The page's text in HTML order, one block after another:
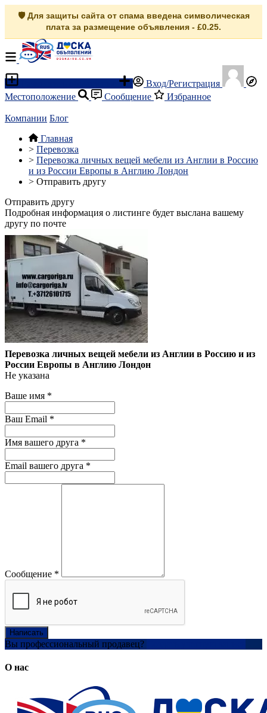
🛡️ Для защиты сайта от спама введена символическая
плата за размещение объявления - £0.25.
Вход/Регистрация
Местоположение
Сообщение Избранное
Компании Блог
Главная
> Перевозка
> Перевозка личных вещей мебели из Англии в Россию
и из России Европы в Англию Лондон
> Отправить другу
Отправить другу
Подробная информация о листинге будет выслана вашему
другу по почте
Перевозка личных вещей мебели из Англии в Россию и из
России Европы в Англию Лондон
Не указана
Ваше имя *
Ваш Email *
Имя вашего друга *
Email вашего друга *
Сообщение *
Написать
Вы профессиональный продавец?
О нас